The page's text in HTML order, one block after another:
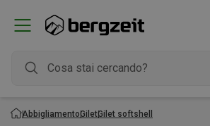
AbbigliamentoGiletGilet softshell